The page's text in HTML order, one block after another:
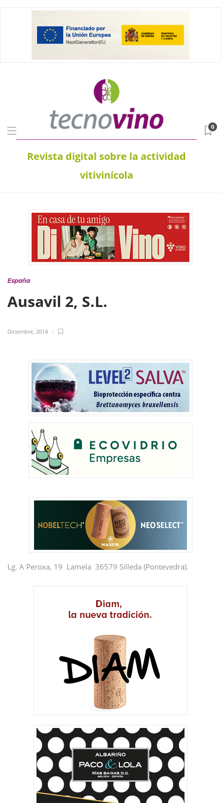
Revista digital sobre la actividad
vitivinícola
0
España
Ausavil 2, S.L.
Diciembre, 2014
Lg. A Peroxa, 19 Lamela 36579 Silleda (Pontevedra).